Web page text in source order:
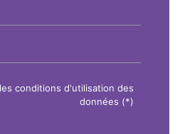
conditions d'utilisation des
données (*)